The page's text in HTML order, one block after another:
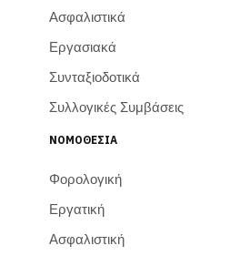
Ασφαλιστικά
Εργασιακά
Συνταξιοδοτικά
Συλλογικές Συμβάσεις
ΝΟΜΟΘΕΣΊΑ
Φορολογική
Εργατική
Ασφαλιστική